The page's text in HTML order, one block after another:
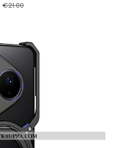
€21.00